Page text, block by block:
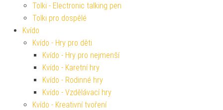
Tolki - Electronic talking pen
Tolki pro dospělé
Kvído
Kvído - Hry pro děti
Kvído - Hry pro nejmenší
Kvído - Karetní hry
Kvído - Rodinné hry
Kvído - Vzdělávací hry
Kvído - Kreativní tvoření